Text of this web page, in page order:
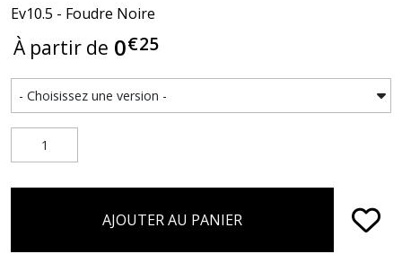
Ev10.5 - Foudre Noire
À partir de 0€25
AJOUTER AU PANIER